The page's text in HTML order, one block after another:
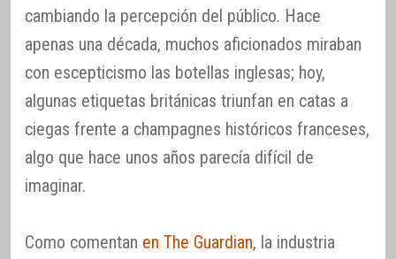
cambiando la percepción del público. Hace
apenas una década, muchos aficionados miraban
con escepticismo las botellas inglesas; hoy,
algunas etiquetas británicas triunfan en catas a
ciegas frente a champagnes históricos franceses,
algo que hace unos años parecía difícil de
imaginar.
Como comentan en The Guardian, la industria